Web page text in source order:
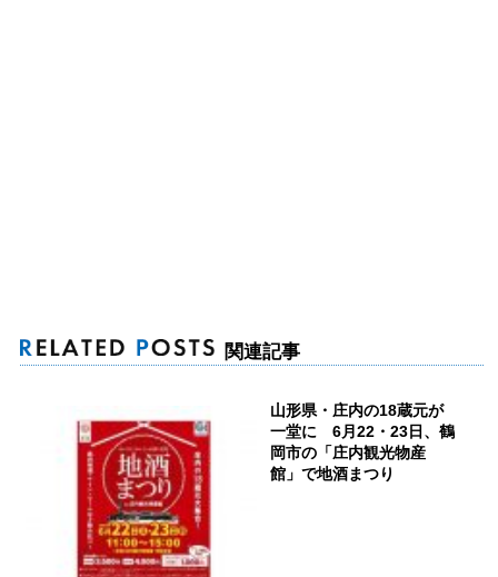
関連記事
山形県・庄内の18蔵元が
一堂に 6月22・23日、鶴
岡市の「庄内観光物産
館」で地酒まつり